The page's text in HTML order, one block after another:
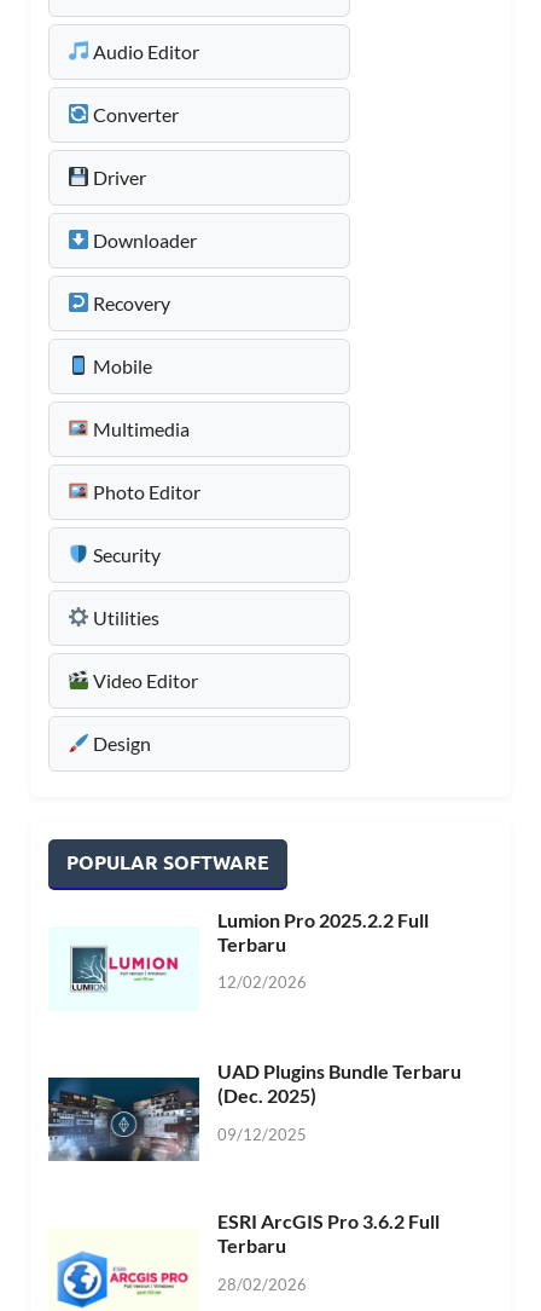
Audio Editor
Converter
Driver
Downloader
Recovery
Mobile
Multimedia
Photo Editor
Security
Utilities
Video Editor
Design
POPULAR SOFTWARE
Lumion Pro 2025.2.2 Full
Terbaru
12/02/2026
UAD Plugins Bundle Terbaru
(Dec. 2025)
09/12/2025
ESRI ArcGIS Pro 3.6.2 Full
Terbaru
28/02/2026